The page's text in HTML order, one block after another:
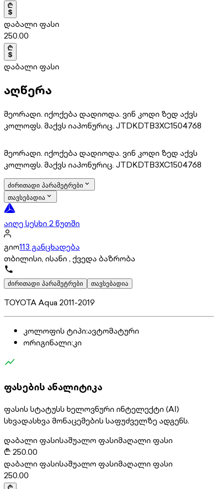
დაბალი ფასი
250.00
დაბალი ფასი
აღწერა
მეორადი. იქოქება დადიოდა. ვინ კოდი ზედ აქვს
კოლოფს. მაქვს იაპონურიც. JTDKDTB3XC1504768
მეორადი. იქოქება დადიოდა. ვინ კოდი ზედ აქვს
კოლოფს. მაქვს იაპონურიც. JTDKDTB3XC1504768
ძირითადი პარამეტრები
თავსებადია
აიღე სესხი 2 წუთში
გიო113 განცხადება
თბილისი, ისანი , ქვედა ბაზრობა
ძირითადი პარამეტრები თავსებადია
TOYOTA Aqua 2011-2019
კოლოფის ტიპი:ავტომატური
ორიგინალი:კი
ფასების ანალიტიკა
ფასის სტატუსს ხელოვნური ინტელექტი (AI)
სხვადასხვა მონაცემების საფუძველზე ადგენს.
დაბალი ფასისაშუალო ფასიმაღალი ფასი
₾ 250.00
დაბალი ფასისაშუალო ფასიმაღალი ფასი
250.00